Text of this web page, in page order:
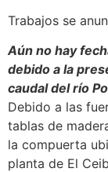
Trabajos se
Aún no hay
debido a la
caudal del río
Debido a las
tablas de
la compuerta
planta de El